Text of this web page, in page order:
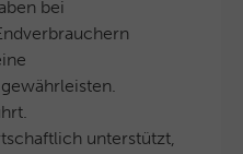
bei
unterstützt,